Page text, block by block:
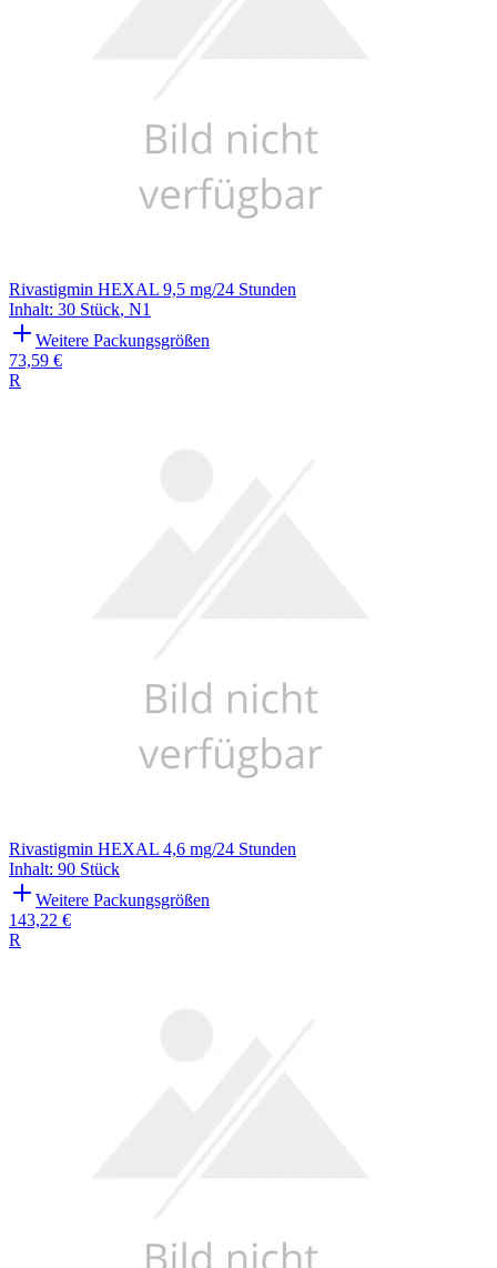
Rivastigmin HEXAL 9,5 mg/24 Stunden
Inhalt: 30 Stück, N1
Weitere Packungsgrößen
73,59 €
R
Rivastigmin HEXAL 4,6 mg/24 Stunden
Inhalt: 90 Stück
Weitere Packungsgrößen
143,22 €
R